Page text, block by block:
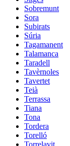
Sobremunt
Sora
Subirats
Súria
Tagamanent
Talamanca
Taradell
Tavèrnoles
Tavertet
Teià
Terrassa
Tiana
Tona
Tordera
Torelló
Torrelavit